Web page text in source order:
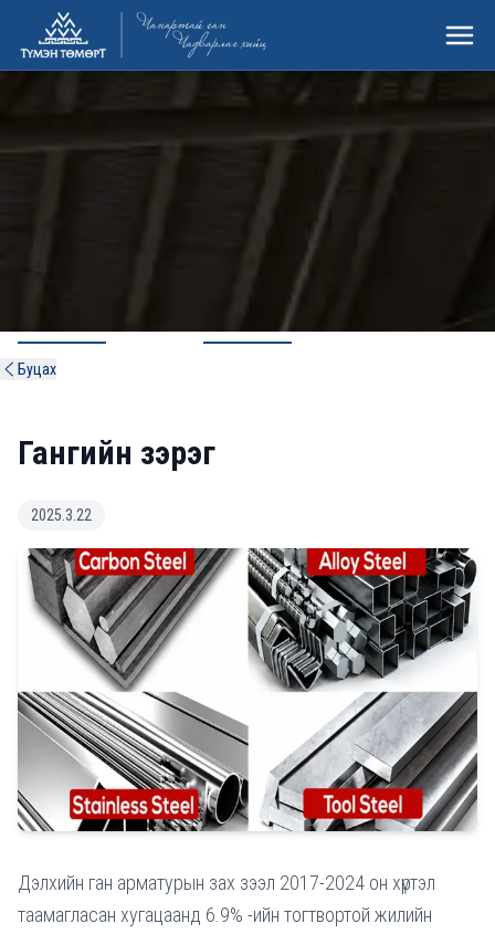
ТҮМЭН ТӨМӨРТ
Буцах
Гангийн зэрэг
2025.3.22
Дэлхийн ган арматурын зах зээл 2017-2024 он хүртэл
таамагласан хугацаанд 6.9% -ийн тогтвортой жилийн